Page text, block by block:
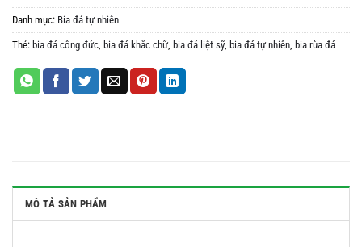
Danh mục: Bia đá tự nhiên
Thẻ: bia đá công đức, bia đá khắc chữ, bia đá liệt sỹ, bia đá tự nhiên, bia rùa đá
MÔ TẢ SẢN PHẨM